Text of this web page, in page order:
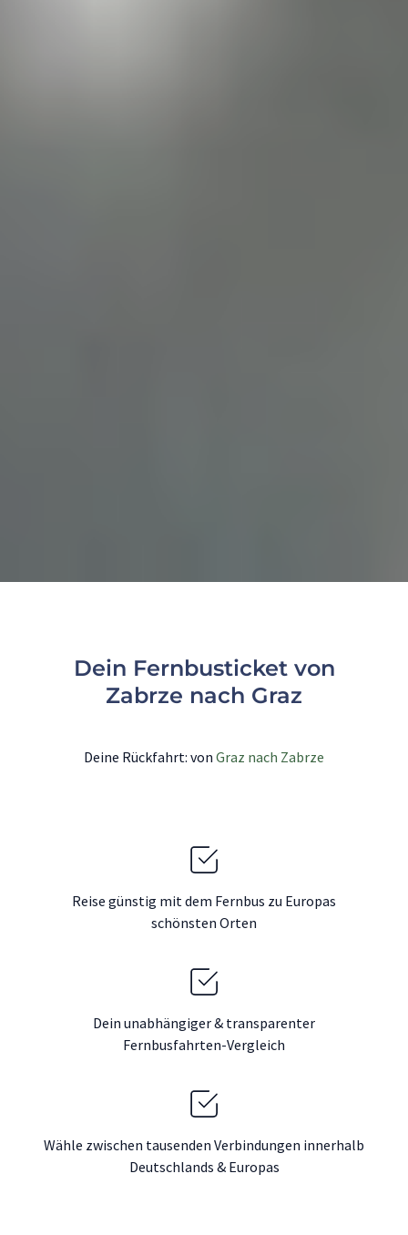
Dein Fernbusticket von
Zabrze nach Graz
Deine Rückfahrt: von Graz nach Zabrze
Reise günstig mit dem Fernbus zu Europas
schönsten Orten
Dein unabhängiger & transparenter
Fernbusfahrten-Vergleich
Wähle zwischen tausenden Verbindungen innerhalb
Deutschlands & Europas